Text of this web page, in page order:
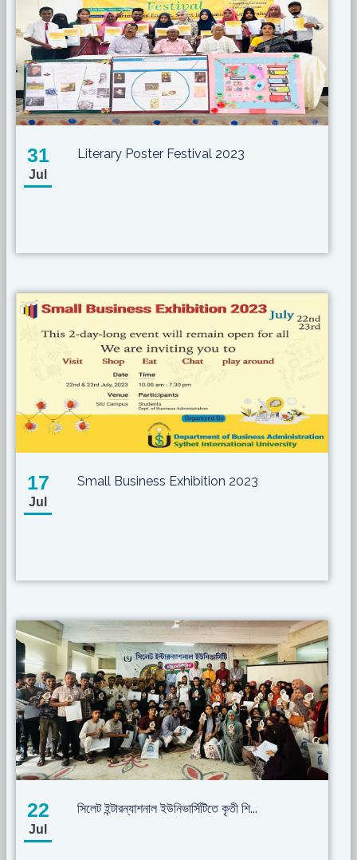
31
Jul
Literary Poster Festival 2023
17
Jul
Small Business Exhibition 2023
22
Jul
সিলেট ইন্টারন্যাশনাল ইউনিভার্সিটিতে কৃতী শি...